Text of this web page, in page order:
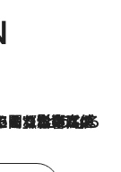
続く？《エネルギー専門家に聞く“どうなる日本の暮らし”》